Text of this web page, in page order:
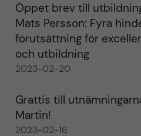
Öppet brev till
Mats Persson: Fyra
förutsättning för
och utbildning
2023-02-20
Grattis till
Martin!
2023-02-16